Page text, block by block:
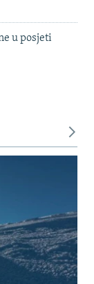
u posjeti